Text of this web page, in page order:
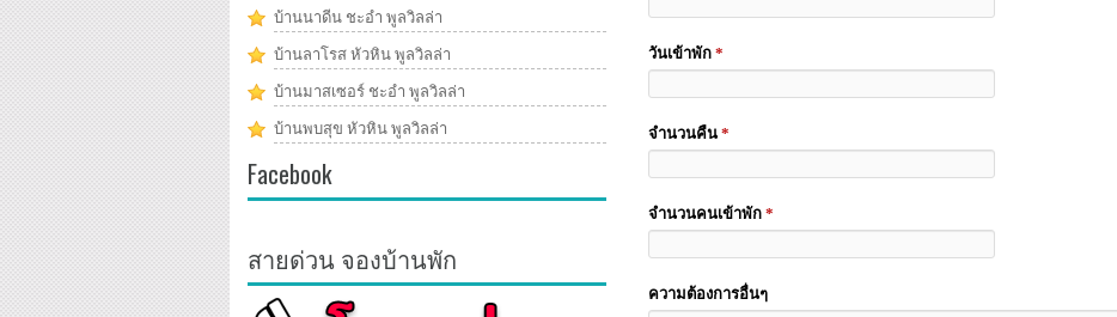
วันเข้าพัก *
จำนวนคืน *
จำนวนคนเข้าพัก *
ความต้องการอื่นๆ
บ้านนาดีน ชะอำ พูลวิลล่า
บ้านลาโรส หัวหิน พูลวิลล่า
บ้านมาสเซอร์ ชะอำ พูลวิลล่า
บ้านพบสุข หัวหิน พูลวิลล่า
Facebook
สายด่วน จองบ้านพัก